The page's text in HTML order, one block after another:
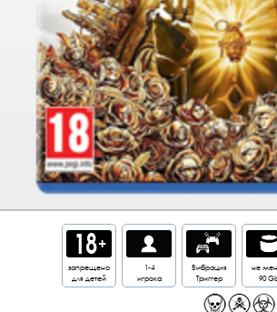
запрещено
для детей
1-4
игрока
Вибрация
Триггер
не
90